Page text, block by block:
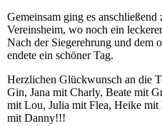
Gemeinsam ging es anschließend
Vereinsheim, wo noch ein
Nach der Siegerehrung und dem
endete ein schöner Tag.
Herzlichen Glückwunsch an die
Gin, Jana mit Charly, Beate mit
mit Lou, Julia mit Flea, Heike
mit Danny!!!